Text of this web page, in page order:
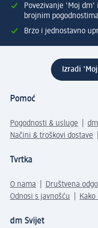
Povezivanje 'Moj
brojnim pogodnostima
Brzo i jednostavno
Izradi
Pomoć
Pogodnosti & usluge
Načini & troškovi dostave
Tvrtka
O nama Društvena
Odnosi s javnošću
Kako
dm Svijet